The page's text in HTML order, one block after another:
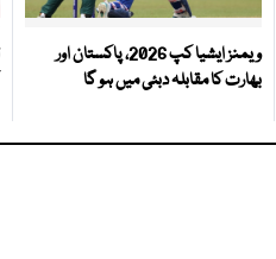
ویمنز ایشیا کپ 2026، پاکستان اور
بھارت کا مقابلہ دبئی میں ہو گا